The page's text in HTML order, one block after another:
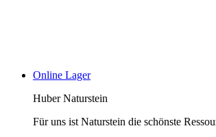
Online Lager
Huber Naturstein
Für uns ist Naturstein die schönste